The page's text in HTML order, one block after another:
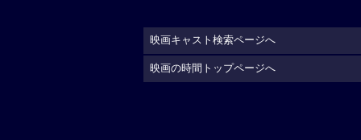
映画キャスト検索ページへ
映画の時間トップページへ